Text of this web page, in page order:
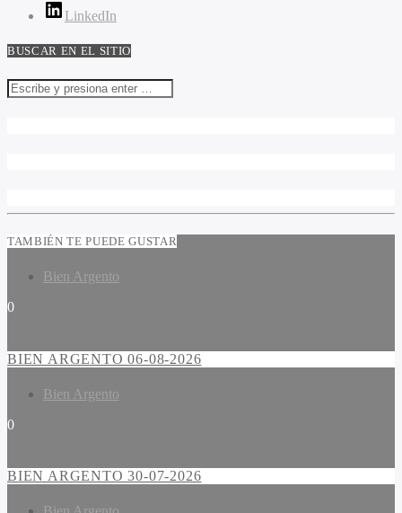
LinkedIn
BUSCAR EN EL SITIO
TAMBIÉN TE PUEDE GUSTAR
Bien Argento
0
BIEN ARGENTO 06-08-2026
Bien Argento
0
BIEN ARGENTO 30-07-2026